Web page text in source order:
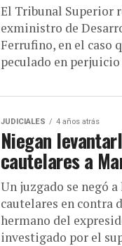
El Tribunal Superior
exministro de
Ferrufino, en el caso
peculado en perjuicio
JUDICIALES 4 años atrás
Niegan
cautelares a
Un juzgado se negó
cautelares en contra
hermano del
investigado por el